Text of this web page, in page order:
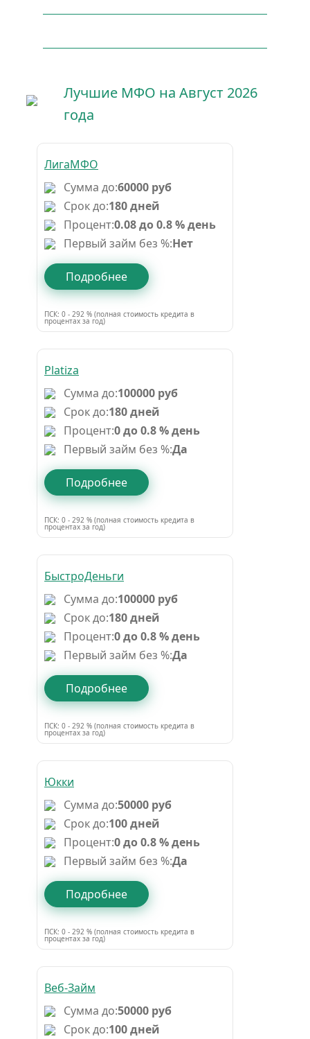
Лучшие МФО на Август 2026
года
ЛигаМФО
Сумма до:60000 руб
Срок до:180 дней
Процент:0.08 до 0.8 % день
Первый займ без %:Нет
Подробнее
ПСК: 0 - 292 % (полная стоимость кредита в
процентах за год)
Platiza
Сумма до:100000 руб
Срок до:180 дней
Процент:0 до 0.8 % день
Первый займ без %:Да
Подробнее
ПСК: 0 - 292 % (полная стоимость кредита в
процентах за год)
БыстроДеньги
Сумма до:100000 руб
Срок до:180 дней
Процент:0 до 0.8 % день
Первый займ без %:Да
Подробнее
ПСК: 0 - 292 % (полная стоимость кредита в
процентах за год)
Юкки
Сумма до:50000 руб
Срок до:100 дней
Процент:0 до 0.8 % день
Первый займ без %:Да
Подробнее
ПСК: 0 - 292 % (полная стоимость кредита в
процентах за год)
Веб-Займ
Сумма до:50000 руб
Срок до:100 дней